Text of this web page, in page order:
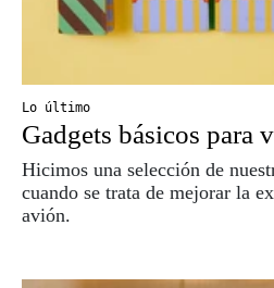
Lo último
Gadgets básicos para
Hicimos una selección de
cuando se trata de mejorar la
avión.